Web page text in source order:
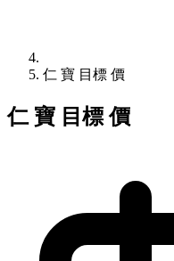
仁 寶 目標 價
仁 寶 目標 價